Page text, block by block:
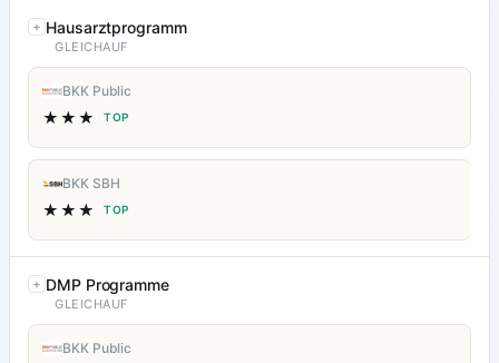
Hausarztprogramm
GLEICHAUF
BKK Public
★★★ TOP
BKK SBH
★★★ TOP
DMP Programme
GLEICHAUF
BKK Public